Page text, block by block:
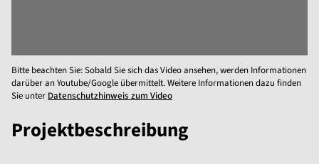
Bitte beachten Sie: Sobald Sie sich das Video ansehen, werden Informationen
darüber an Youtube/Google übermittelt. Weitere Informationen dazu finden
Sie unter Datenschutzhinweis zum Video
Projektbeschreibung